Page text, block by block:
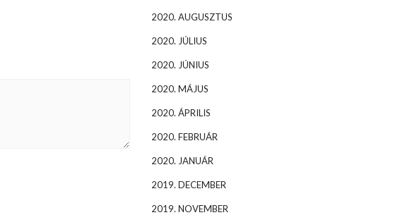
2020. AUGUSZTUS
2020. JÚLIUS
2020. JÚNIUS
2020. MÁJUS
2020. ÁPRILIS
2020. FEBRUÁR
2020. JANUÁR
2019. DECEMBER
2019. NOVEMBER